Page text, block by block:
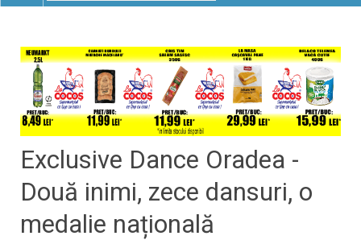
NAVIGATION
Exclusive Dance Oradea -
Două inimi, zece dansuri, o
medalie națională